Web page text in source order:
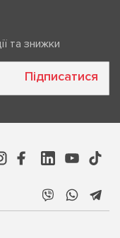
та знижки
Підписатися